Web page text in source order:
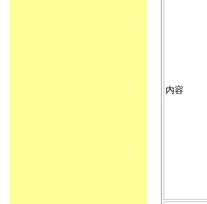
内容